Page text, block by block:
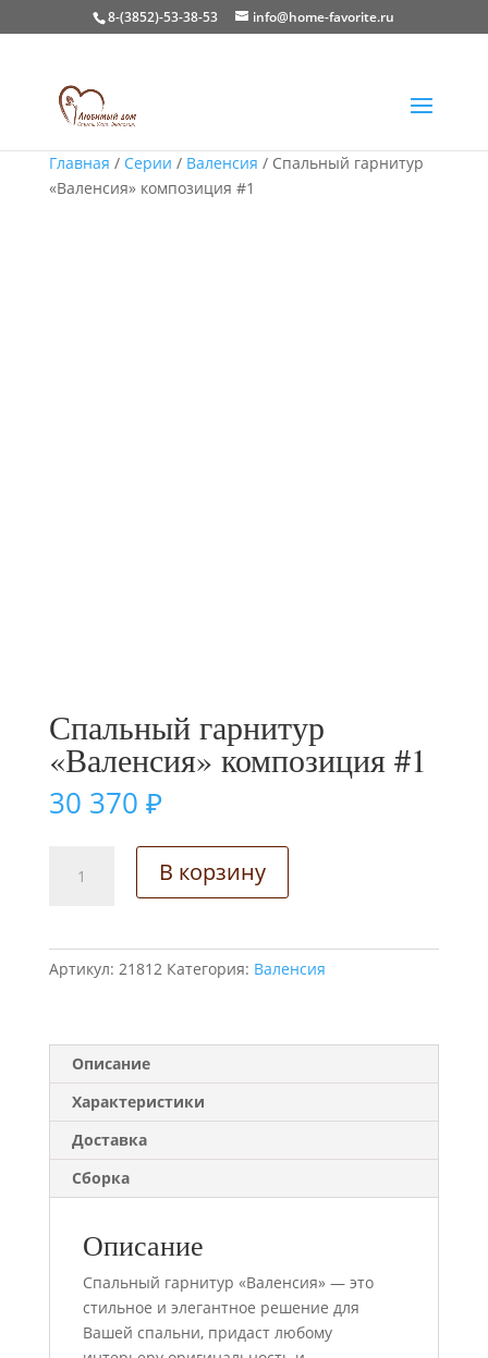
8-(3852)-53-38-53 info@home-favorite.ru
Главная / Серии / Валенсия / Спальный гарнитур
«Валенсия» композиция #1
Спальный гарнитур
«Валенсия» композиция #1
30 370 ₽
товара
композиция
В корзину
Артикул: 21812 Категория: Валенсия
Описание
Характеристики
Доставка
Сборка
Описание
Спальный гарнитур «Валенсия» — это
стильное и элегантное решение для
Вашей спальни, придаст любому